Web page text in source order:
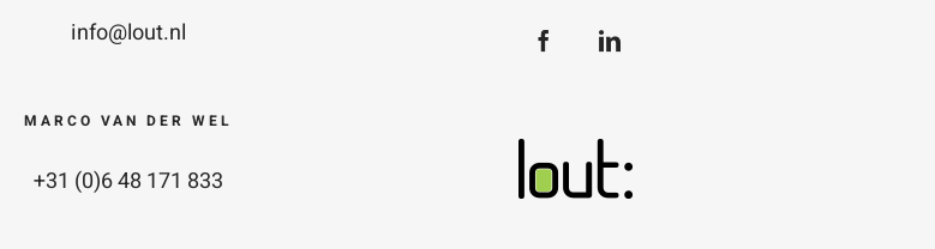
info@lout.nl
MARCO VAN DER WEL
+31 (0)6 48 171 833